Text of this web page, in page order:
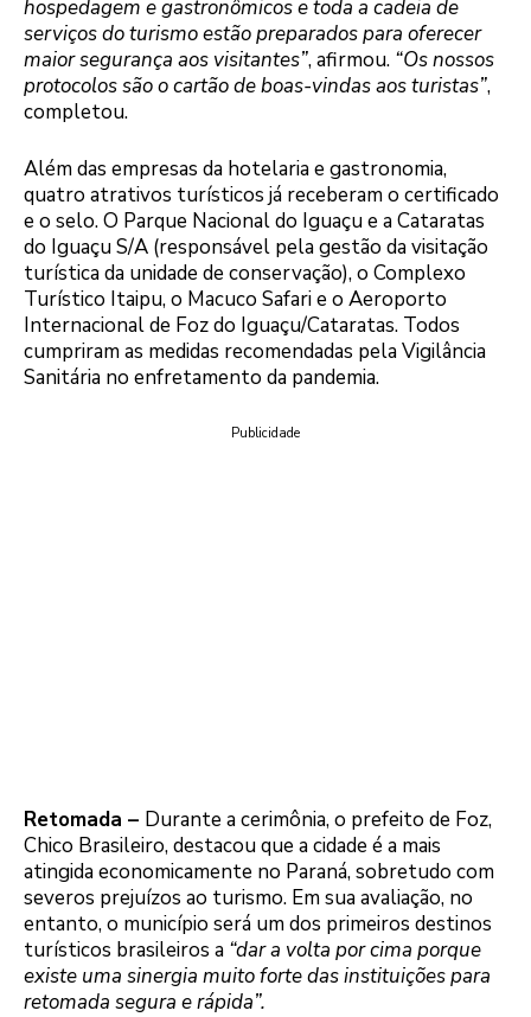
hospedagem e gastronômicos e toda a cadeia de
serviços do turismo estão preparados para oferecer
maior segurança aos visitantes”, afirmou. “Os nossos
protocolos são o cartão de boas-vindas aos turistas”,
completou.
Além das empresas da hotelaria e gastronomia,
quatro atrativos turísticos já receberam o certificado
e o selo. O Parque Nacional do Iguaçu e a Cataratas
do Iguaçu S/A (responsável pela gestão da visitação
turística da unidade de conservação), o Complexo
Turístico Itaipu, o Macuco Safari e o Aeroporto
Internacional de Foz do Iguaçu/Cataratas. Todos
cumpriram as medidas recomendadas pela Vigilância
Sanitária no enfretamento da pandemia.
Publicidade
Retomada – Durante a cerimônia, o prefeito de Foz,
Chico Brasileiro, destacou que a cidade é a mais
atingida economicamente no Paraná, sobretudo com
severos prejuízos ao turismo. Em sua avaliação, no
entanto, o município será um dos primeiros destinos
turísticos brasileiros a “dar a volta por cima porque
existe uma sinergia muito forte das instituições para
retomada segura e rápida”.